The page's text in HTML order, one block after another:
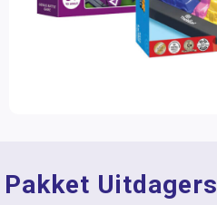
Pakket Uitdagers